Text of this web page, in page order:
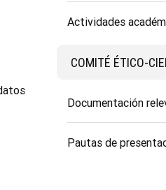
Actividades
COMITÉ ÉTICO-
Documentación
Pautas de